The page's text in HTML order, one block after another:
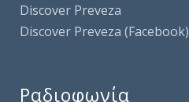
Discover Preveza
Discover Preveza (Facebook)
Ραδιοφωνία